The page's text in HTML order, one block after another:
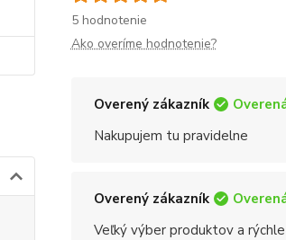
5 hodnotenie
Ako overíme hodnotenie?
Overený zákazník
Nakupujem tu pravidelne
Overený zákazník
Veľký výber produktov a